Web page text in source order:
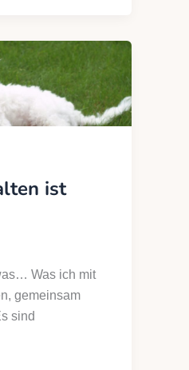
ist
Was ich mit
gemeinsam
sind